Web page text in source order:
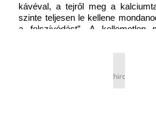
kávéval, a tejről meg a
szinte teljesen le kellene
a felszívódást”. A kellemetlen
hirdetés